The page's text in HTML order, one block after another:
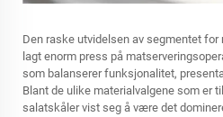
Den raske utvidelsen av segmentet
lagt enorm press på
som balanserer funksjonalitet,
Blant de ulike materialvalgene som er
salatskåler vist seg å være det